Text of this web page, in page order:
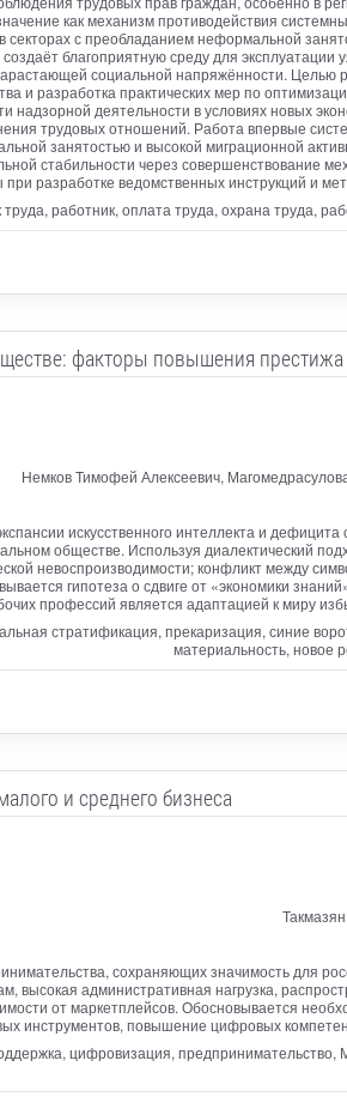
как механизм противодействия
с преобладанием неформальной
благоприятную среду для эксплуатации
социальной напряжённости.
и разработка практических мер по
деятельности в условиях новых
трудовых отношений. Работа впервые
занятостью и высокой миграционной
стабильности через совершенствование
разработке ведомственных инструкций и
работник, оплата труда, охрана труда,
факторы повышения престижа
Немков Тимофей Алексеевич,
искусственного интеллекта и дефицита
обществе. Используя диалектический
невоспроизводимости; конфликт между
гипотеза о сдвиге от «экономики
профессий является адаптацией к миру
стратификация, прекаризация, синие
материальность, новое
и среднего бизнеса
сохраняющих значимость для
высокая административная нагрузка,
от маркетплейсов. Обосновывается
инструментов, повышение цифровых
цифровизация,